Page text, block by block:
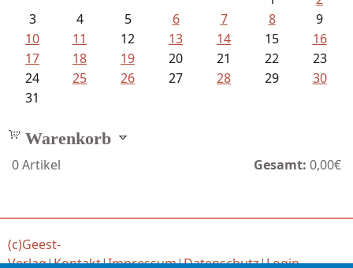
3
4 5 6 7 8
9
10
11 12 13 14 15
16
17
18 19 20 21 22
23
24
25 26 27 28 29
30
31
Warenkorb
0Artikel Gesamt: 0,00€
(c)Geest-
Verlag|Kontakt|Impressum|Datenschutz|Login